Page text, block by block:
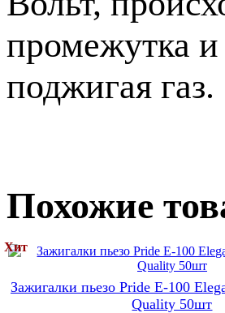
промежутка и
поджигая газ.
Похожие
Хит
Зажигалки пьезо Pride E-100
Quality 50шт